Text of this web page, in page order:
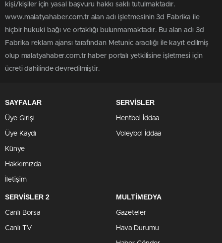
kişi/kişiler için yasal başvuru hakkı saklı tutulmaktadır.
www.malatyahaber.com.tr alan adı işletmesinin 3d Fabrika ile
hiçbir hukuki bağı ve ortaklığı bulunmamaktadır. Bu alan adı 3d
Fabrika reklam ajansı tarafından Metunic aracılığı ile kayıt edilmiş
olup malatyahaber.com.tr haber portalı yetkilisine işletmesi için
ücreti dahilinde devredilmiştir.
SAYFALAR
Üye Girişi
Üye Kaydı
Künye
Hakkımızda
İletişim
SERVİSLER
Hentbol İddaa
Voleybol İddaa
SERVİSLER 2
Canlı Borsa
Canlı TV
MULTİMEDYA
Gazeteler
Hava Durumu